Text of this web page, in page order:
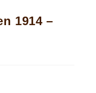
1914 –